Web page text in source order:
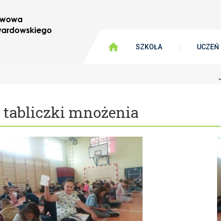
SZKOŁA UCZEŃ
tabliczki mnożenia